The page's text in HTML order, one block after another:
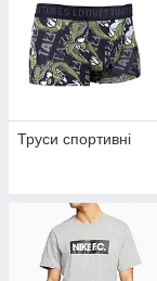
Труси спортивні